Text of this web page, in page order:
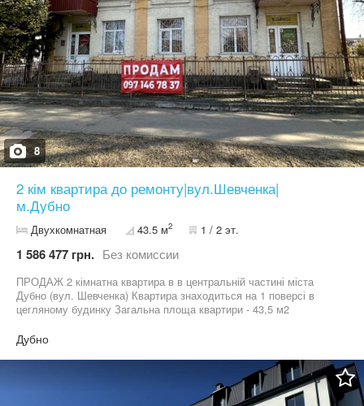
вже включене Це квартира не “про запас”. Вона — для життя,
комфорту та правильного рішення.
8
2 кім квартира до ремонту|вул.Шевченка|
м.Дубно
Двухкомнатная 43.5 м2 1 / 2 эт.
1 586 477 грн. Без комиссии
ПРОДАЖ 2 кімнатна квартира в в центральній частині міста
Дубно (вул. Шевченка) Квартира знаходиться на 1 поверсі в
цегляному будинку Загальна площа квартири - 43,5 м2
комунікації- світло, вода та газ Стан квартири до ремонту
Територія двору огороджена - є гараж до квартири Хороший
район міста - поруч школа, садочок, магазини, відділення пошти
та банку, зупинка громадського транспорту Телефонуйте і ми
Дубно